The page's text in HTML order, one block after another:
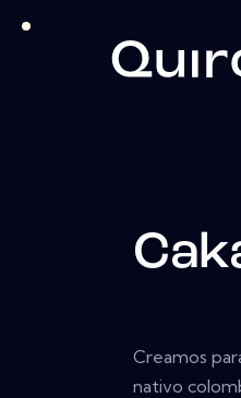
Creamos
nativo